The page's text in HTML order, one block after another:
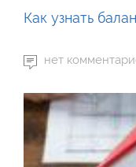
Как узнать
нет